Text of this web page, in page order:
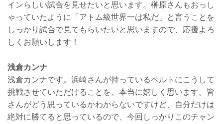
インらしい試合を見せたいと思います。榊原さんもおっし
ゃっていたように「アトム級世界一は私だ」と言うことを
しっかり試合で見てもらいたいと思いますので、応援よろ
しくお願いします！
浅倉カンナ
浅倉カンナです。浜崎さんが持っているベルトにこうして
挑戦させていただけることを、本当に嬉しく思います。皆
さんがどう思っているかわからないですけど、自分だけは
絶対に勝てると思っているので、今回しっかりこのチャン